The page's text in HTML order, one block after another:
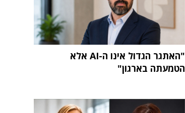
"האתגר הגדול אינו ה-AI אלא
הטמעתה בארגון"